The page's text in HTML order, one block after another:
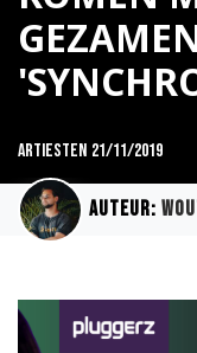
Artiesten 21/11/2019
Auteur: